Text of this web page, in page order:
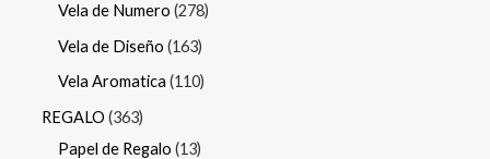
Vela de Numero 278
Vela de Diseño 163
Vela Aromatica 110
REGALO 363
Papel de Regalo 13